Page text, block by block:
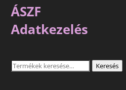
ÁSZF
Adatkezelés
Keresés
Keresés